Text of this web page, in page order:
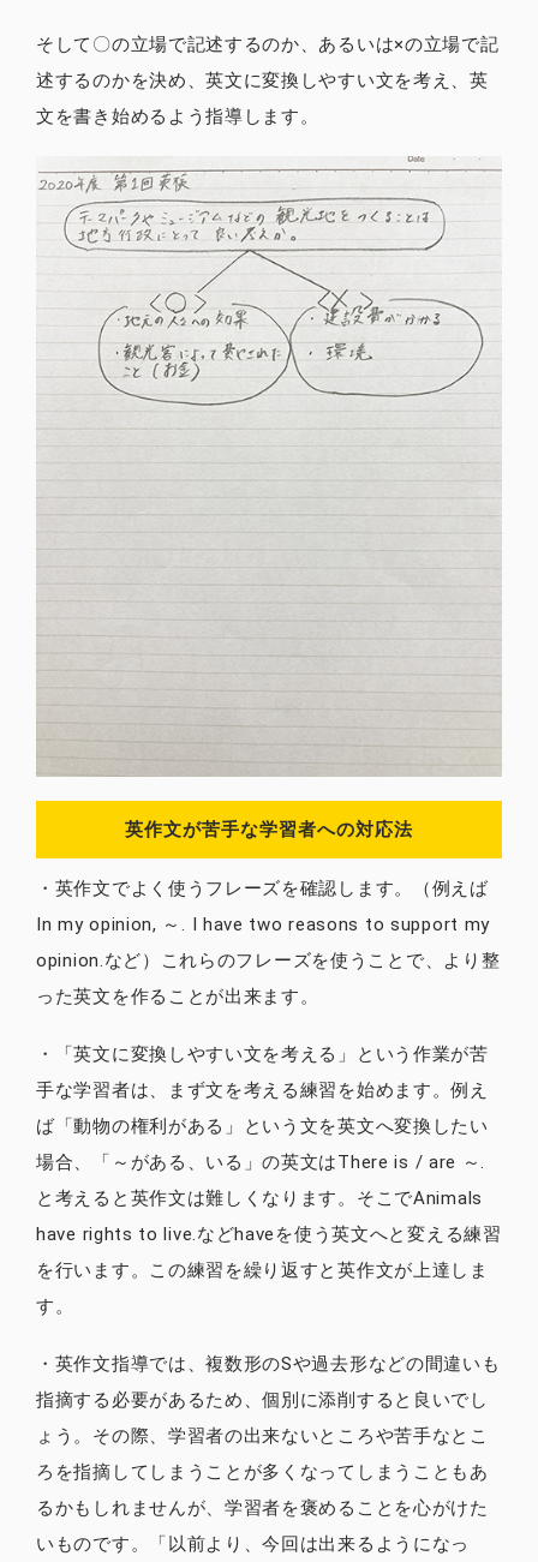
そして〇の立場で記述するのか、あるいは×の立場で記
述するのかを決め、英文に変換しやすい文を考え、英
文を書き始めるよう指導します。
英作文が苦手な学習者への対応法
・英作文でよく使うフレーズを確認します。（例えば
In my opinion, ～. I have two reasons to support my
opinion.など）これらのフレーズを使うことで、より整
った英文を作ることが出来ます。
・「英文に変換しやすい文を考える」という作業が苦
手な学習者は、まず文を考える練習を始めます。例え
ば「動物の権利がある」という文を英文へ変換したい
場合、「～がある、いる」の英文はThere is / are ～.
と考えると英作文は難しくなります。そこでAnimals
have rights to live.などhaveを使う英文へと変える練習
を行います。この練習を繰り返すと英作文が上達しま
す。
・英作文指導では、複数形のSや過去形などの間違いも
指摘する必要があるため、個別に添削すると良いでし
ょう。その際、学習者の出来ないところや苦手なとこ
ろを指摘してしまうことが多くなってしまうこともあ
るかもしれませんが、学習者を褒めることを心がけた
いものです。「以前より、今回は出来るようになっ